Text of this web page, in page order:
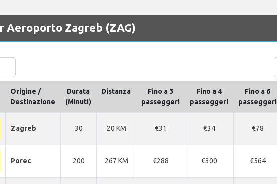
Aeroporto Zagreb (ZAG)
Origine /
Destinazione
Durata
(Minuti)
Distanza
Fino a 3
passeggeri
Fino a 4
passeggeri
Fino a 6
passeggeri
Zagreb 30 20 KM €31 €34 €78
Porec 200 267 KM €288 €300 €564